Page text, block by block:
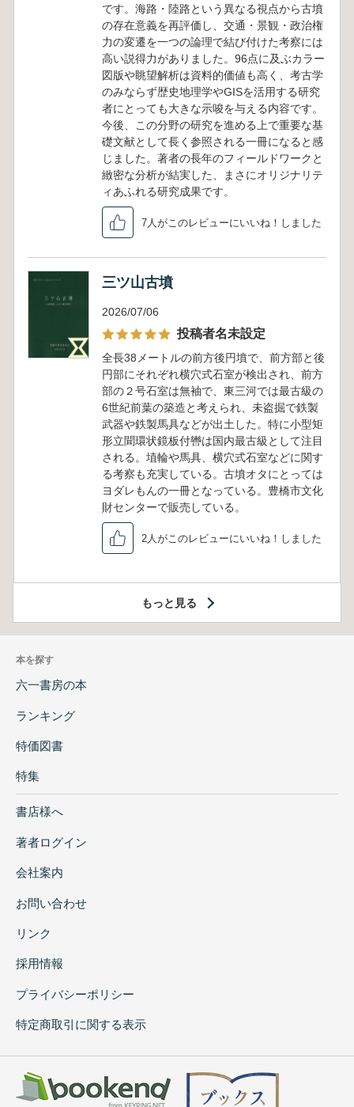
です。海路・陸路という異なる視点から古墳
の存在意義を再評価し、交通・景観・政治権
力の変遷を一つの論理で結び付けた考察には
高い説得力がありました。96点に及ぶカラー
図版や眺望解析は資料的価値も高く、考古学
のみならず歴史地理学やGISを活用する研究
者にとっても大きな示唆を与える内容です。
今後、この分野の研究を進める上で重要な基
礎文献として長く参照される一冊になると感
じました。著者の長年のフィールドワークと
緻密な分析が結実した、まさにオリジナリテ
ィあふれる研究成果です。
7人がこのレビューにいいね！しました
三ツ山古墳
2026/07/06
投稿者名未設定
全長38メートルの前方後円墳で、前方部と後
円部にそれぞれ横穴式石室が検出され、前方
部の２号石室は無袖で、東三河では最古級の
6世紀前葉の築造と考えられ、未盗掘で鉄製
武器や鉄製馬具などが出土した。特に小型矩
形立聞環状鏡板付轡は国内最古級として注目
される。埴輪や馬具、横穴式石室などに関す
る考察も充実している。古墳オタにとっては
ヨダレもんの一冊となっている。豊橋市文化
財センターで販売している。
2人がこのレビューにいいね！しました
もっと見る
本を探す
六一書房の本
ランキング
特価図書
特集
書店様へ
著者ログイン
会社案内
お問い合わせ
リンク
採用情報
プライバシーポリシー
特定商取引に関する表示